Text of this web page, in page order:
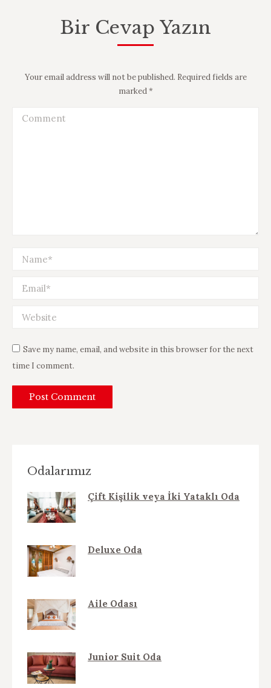
Bir Cevap Yazın
Your email address will not be published. Required fields are
marked*
Comment
Name *
Email *
Website
Save my name, email, and website in this browser for the next
time I comment.
Post Comment
Odalarımız
Çift Kişilik veya İki Yataklı Oda
Deluxe Oda
Aile Odası
Junior Suit Oda